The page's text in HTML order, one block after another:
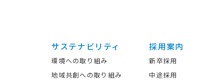
サステナビリティ
環境への取り組み
地域共創への取り組み
採用案内
新卒採用
中途採用